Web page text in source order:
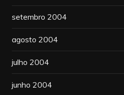
setembro 2004
agosto 2004
julho 2004
junho 2004